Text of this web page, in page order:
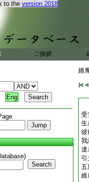
to the version 2018
ご挨拶
Eng
Search
維
受
生
彼
我
達
五
維